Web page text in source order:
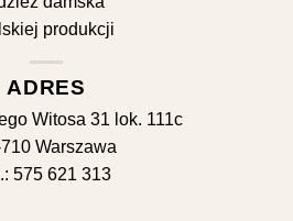
ADRES
Witosa 31 lok. 111c
Warszawa
575 621 313